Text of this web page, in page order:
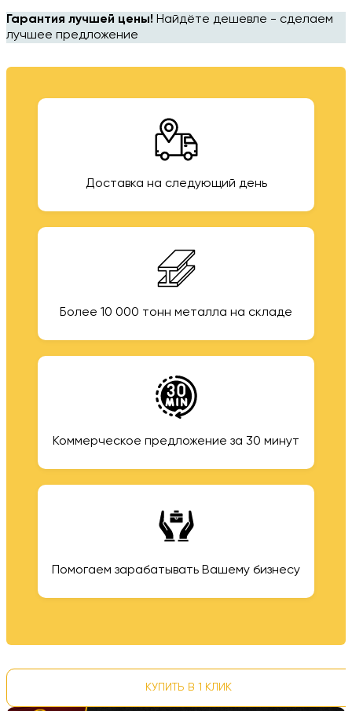
Гарантия лучшей цены! Найдёте дешевле - сделаем
лучшее предложение
Доставка на следующий день
Более 10 000 тонн металла на складе
Коммерческое предложение за 30 минут
Помогаем зарабатывать Вашему бизнесу
КУПИТЬ В 1 КЛИК